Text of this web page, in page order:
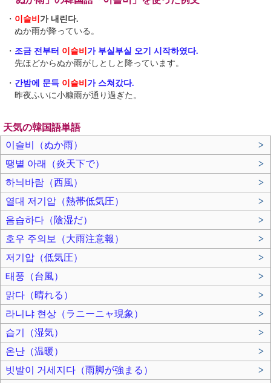
・ 이슬비 가 내린다.
ぬか雨が降っている。
・ 조금 전부터 이슬비 가 부실부실 오기 시작하였다.
先ほどからぬか雨がしとしと降っています。
・ 간밤에 문득 이슬비 가 스쳐갔다.
昨夜ふいに小糠雨が通り過ぎた。
天気の韓国語単語
이슬비（ぬか雨）
>
땡볕 아래（炎天下で）
>
하늬바람（西風）
>
열대 저기압（熱帯低気圧）
>
음습하다（陰湿だ）
>
호우 주의보（大雨注意報）
>
저기압（低気圧）
>
태풍（台風）
>
맑다（晴れる）
>
라니냐 현상（ラニーニャ現象）
>
습기（湿気）
>
온난（温暖）
>
빗발이 거세지다（雨脚が強まる）
>